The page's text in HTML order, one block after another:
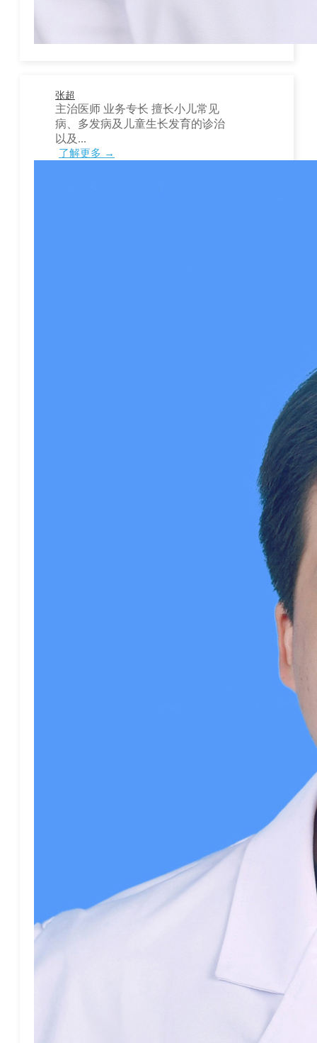
张超
主治医师 业务专长 擅长小儿常见
病、多发病及儿童生长发育的诊治
以及...
了解更多 →